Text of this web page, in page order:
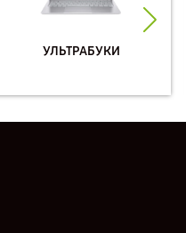
УЛЬТРАБУКИ